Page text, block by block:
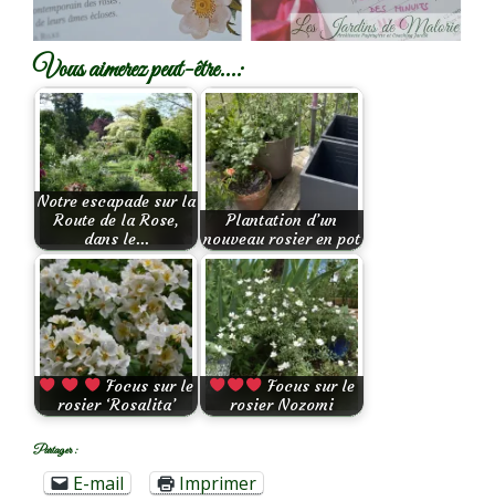
Vous aimerez peut-être...:
Notre escapade sur la
Route de la Rose,
dans le…
Plantation d’un
nouveau rosier en pot
Focus sur le
rosier ‘Rosalita’
Focus sur le
rosier Nozomi
Partager :
E-mail Imprimer